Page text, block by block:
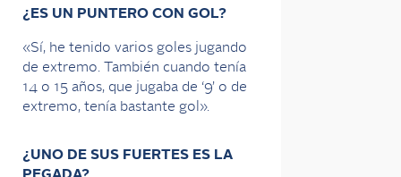
¿ES UN PUNTERO CON GOL?
«Sí, he tenido varios goles jugando
de extremo. También cuando tenía
14 o 15 años, que jugaba de ‘9’ o de
extremo, tenía bastante gol».
¿UNO DE SUS FUERTES ES LA